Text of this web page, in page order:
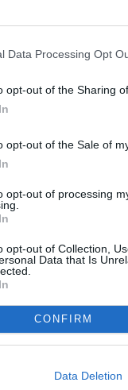
Data Processing Opt
opt-out of the Sharing
opt-out of the Sale of
opt-out of processing
opt-out of Collection,
Data that Is
CONFIRM
Data Deletion
weekenodwe
08:18
Bazar
weekendu
w
na legendarnym
rekonstrukcji!
05:18
rzeczy,